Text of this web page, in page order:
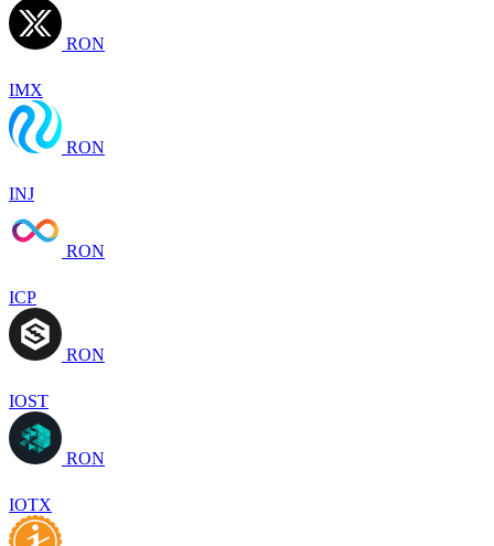
RON
IMX
RON
INJ
RON
ICP
RON
IOST
RON
IOTX